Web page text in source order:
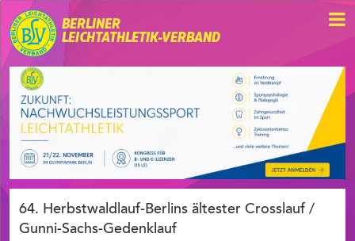
BERLINER
LEICHTATHLETIK-VERBAND
64. Herbstwaldlauf-Berlins ältester Crosslauf /
Gunni-Sachs-Gedenklauf